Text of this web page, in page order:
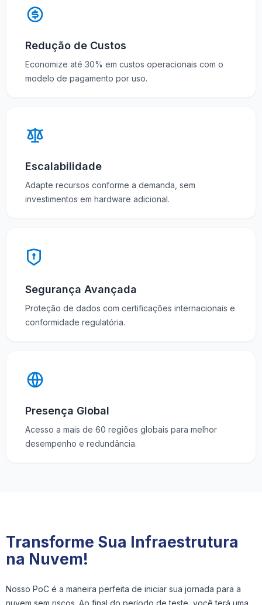
Redução de Custos
Economize até 30% em custos operacionais com o
modelo de pagamento por uso.
Escalabilidade
Adapte recursos conforme a demanda, sem
investimentos em hardware adicional.
Segurança Avançada
Proteção de dados com certificações internacionais e
conformidade regulatória.
Presença Global
Acesso a mais de 60 regiões globais para melhor
desempenho e redundância.
Transforme Sua Infraestrutura
na Nuvem!
Nosso PoC é a maneira perfeita de iniciar sua jornada para a
nuvem sem riscos. Ao final do período de teste, você terá uma